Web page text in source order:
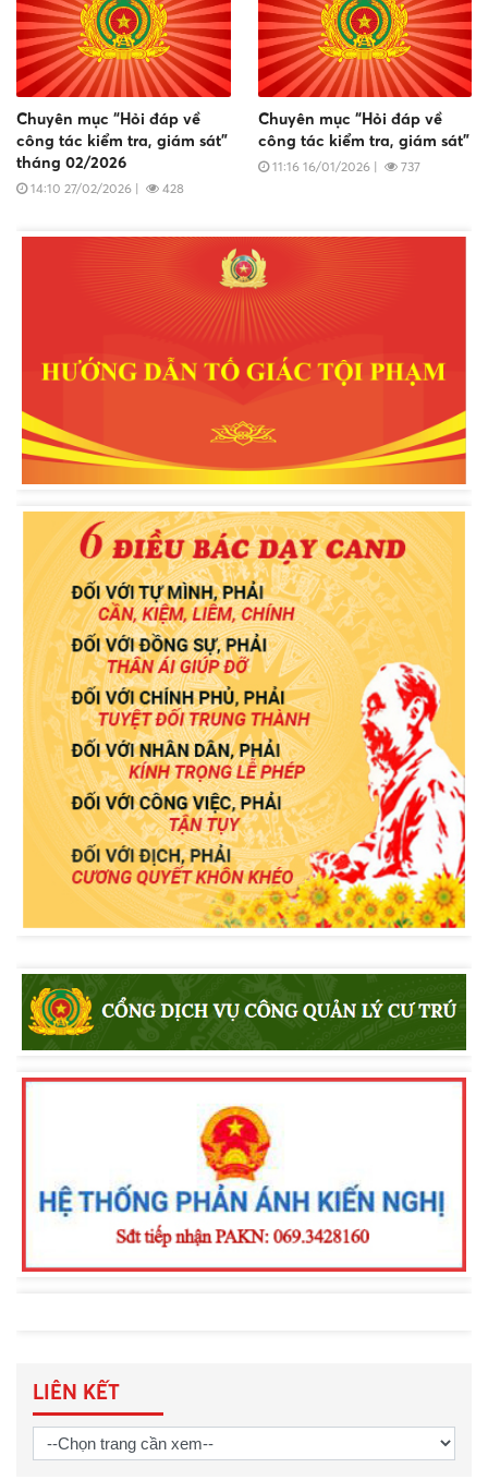
Chuyên mục “Hỏi đáp về
công tác kiểm tra, giám sát”
tháng 02/2026
14:10 27/02/2026 | 428
Chuyên mục “Hỏi đáp về
công tác kiểm tra, giám sát”
11:16 16/01/2026| 737
LIÊN KẾT